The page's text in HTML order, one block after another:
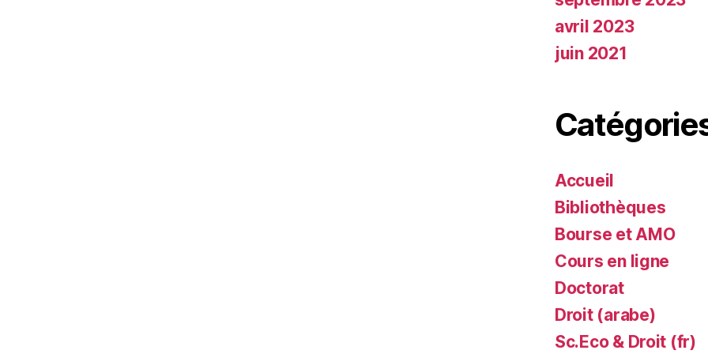
avril 2023
juin 2021
Accueil
Bibliothèques
Bourse et AMO
Cours en ligne
Doctorat
Droit (arabe)
Sc.Eco & Droit (fr)